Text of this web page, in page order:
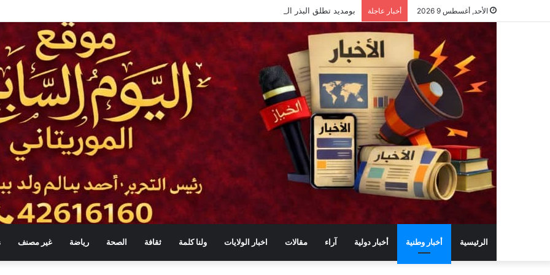
الأحد, أغسطس 9 2026 أخبار عاجلة بومديد تطلق البذر الجوي بالطائرات المسيّرة ضمن حملة واسعة للتشجير
الرئيسية أخبار وطنية أخبار دولية آراء مقالات اخبار الولايات ولنا كلمة ثقافة الصحة رياضة غير مصنف